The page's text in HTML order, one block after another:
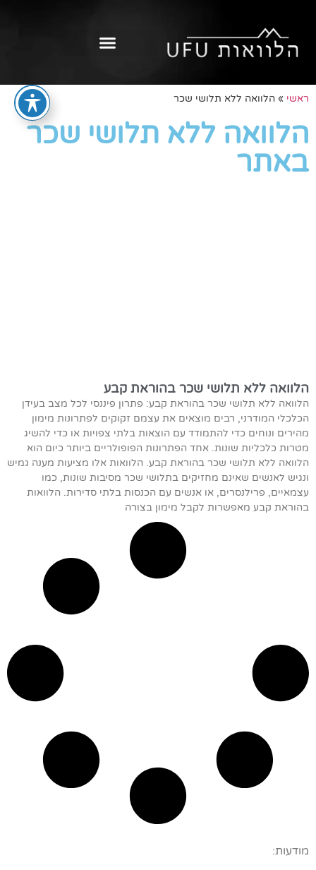
ראשי » הלוואה ללא תלושי שכר
הלוואה ללא תלושי שכר
באתר
הלוואה ללא תלושי שכר בהוראת קבע
הלוואה ללא תלושי שכר בהוראת קבע: פתרון פיננסי לכל מצב בעידן
הכלכלי המודרני, רבים מוצאים את עצמם זקוקים לפתרונות מימון
מהירים ונוחים כדי להתמודד עם הוצאות בלתי צפויות או כדי להשיג
מטרות כלכליות שונות. אחד הפתרונות הפופולריים ביותר כיום הוא
הלוואה ללא תלושי שכר בהוראת קבע. הלוואות אלו מציעות מענה גמיש
ונגיש לאנשים שאינם מחזיקים בתלושי שכר מסיבות שונות, כמו
עצמאיים, פרילנסרים, או אנשים עם הכנסות בלתי סדירות. הלוואות
בהוראת קבע מאפשרות לקבל מימון בצורה
מודעות: